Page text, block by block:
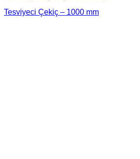
Tesviyeci Çekiç – 1000 mm